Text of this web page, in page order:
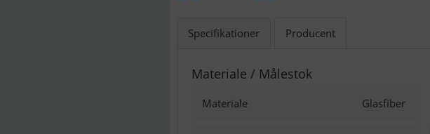
Specifikationer Producent
Materiale / Målestok
Materiale Glasfiber